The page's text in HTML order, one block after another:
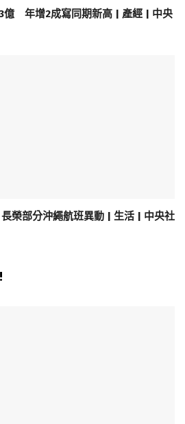
億 年增2成寫同期新高 | 產經 | 中央
榮部分沖繩航班異動 | 生活 | 中央社